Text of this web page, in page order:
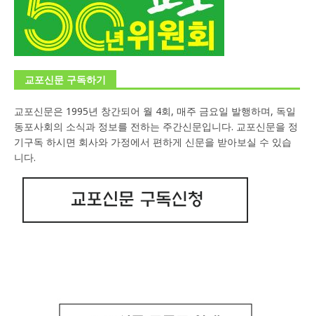
교포신문 구독하기
교포신문은 1995년 창간되어 월 4회, 매주 금요일 발행하며, 독일
동포사회의 소식과 정보를 전하는 주간신문입니다. 교포신문을 정
기구독 하시면 회사와 가정에서 편하게 신문을 받아보실 수 있습
니다.